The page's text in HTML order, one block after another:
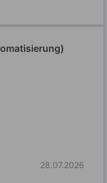
28.07.2026